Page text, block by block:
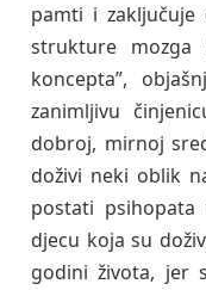
pamti i zaključuje
strukture
koncepta”,
zanimljivu
dobroj, mirnoj
doživi neki oblik
postati
djecu koja su
godini života, jer